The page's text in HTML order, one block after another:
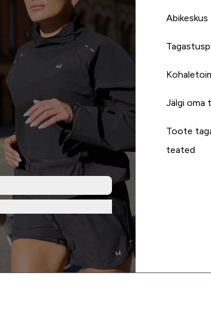
Abikeskus
Jälgi oma
Toote
teated